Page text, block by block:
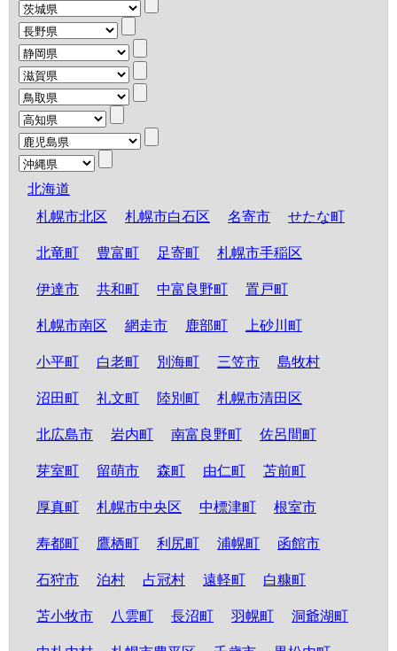
北海道
札幌市北区
札幌市白石区 名寄市 せたな町
北竜町 豊富町 足寄町 札幌市手稲区
伊達市 共和町 中富良野町 置戸町
札幌市南区 網走市 鹿部町 上砂川町
小平町 白老町 別海町 三笠市 島牧村
沼田町 礼文町 陸別町 札幌市清田区
北広島市 岩内町 南富良野町 佐呂間町
芽室町 留萌市 森町 由仁町 苫前町
厚真町 札幌市中央区 中標津町 根室市
寿都町 鷹栖町 利尻町 浦幌町 函館市
石狩市 泊村 占冠村 遠軽町 白糠町
苫小牧市 八雲町 長沼町 羽幌町 洞爺湖町